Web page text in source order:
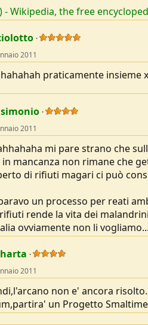
- Wikipedia, the free
2011
praticamente insieme
2011
mi pare strano che
in mancanza non rimane che
di rifiuti magari ci può
un processo per reati
rende la vita dei
ovviamente non li vogliamo...
2011
non e' ancora
un Progetto